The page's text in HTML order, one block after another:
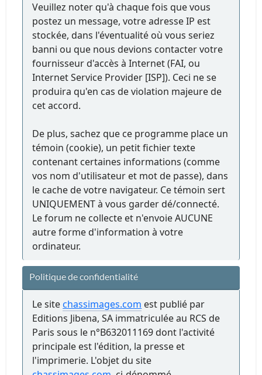
Veuillez noter qu'à chaque fois que vous
postez un message, votre adresse IP est
stockée, dans l'éventualité où vous seriez
banni ou que nous devions contacter votre
fournisseur d'accès à Internet (FAI, ou
Internet Service Provider [ISP]). Ceci ne se
produira qu'en cas de violation majeure de
cet accord.
De plus, sachez que ce programme place un
témoin (cookie), un petit fichier texte
contenant certaines informations (comme
vos nom d'utilisateur et mot de passe), dans
le cache de votre navigateur. Ce témoin sert
UNIQUEMENT à vous garder dé/connecté.
Le forum ne collecte et n'envoie AUCUNE
autre forme d'information à votre
ordinateur.
Politique de confidentialité
Le sitechassimages.com est publié par
Editions Jibena, SA immatriculée au RCS de
Paris sous le n°B632011169 dont l'activité
principale est l'édition, la presse et
l'imprimerie. L'objet du site